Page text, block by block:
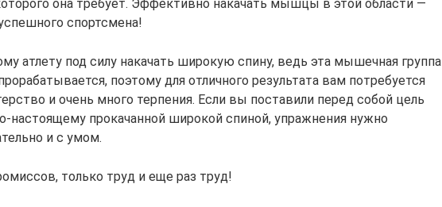
она требует. Эффективно накачать мышцы в этой области —
спортсмена!
атлету под силу накачать широкую спину, ведь эта мышечная группа
поэтому для отличного результата вам потребуется
и очень много терпения. Если вы поставили перед собой цель
настоящему прокачанной широкой спиной, упражнения нужно
и с умом.
только труд и еще раз труд!